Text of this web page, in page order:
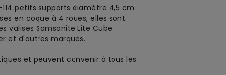
petits supports diamètre 4,5 cm
en coque à 4 roues, elles sont
valises Samsonite Lite Cube,
et d'autres marques.
et peuvent convenir à tous les